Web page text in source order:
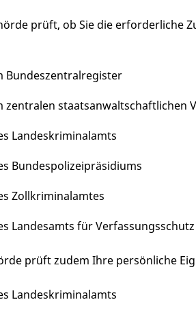
prüft, ob Sie die erforderliche
Bundeszentralregister
zentralen staatsanwaltschaftlichen
Landeskriminalamts
Bundespolizeipräsidiums
Zollkriminalamtes
Landesamts für Verfassungsschutz
prüft zudem Ihre persönliche
Landeskriminalamts